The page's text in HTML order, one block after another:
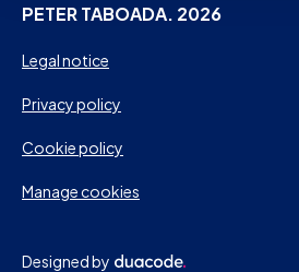
PETER TABOADA. 2026
Legal notice
Privacy policy
Cookie policy
Manage cookies
Designed by